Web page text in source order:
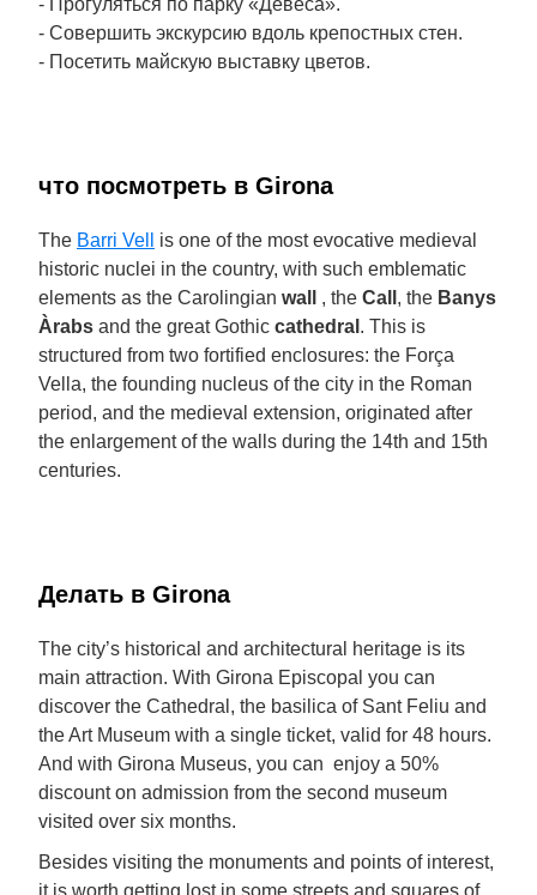
- Прогуляться по парку «Девеса».
- Совершить экскурсию вдоль крепостных стен.
- Посетить майскую выставку цветов.
что посмотреть в Girona
The Barri Vell
is one of the most evocative medieval
historic nuclei in the country, with such emblematic
elements as the Carolingian wall , the Call , the Banys
Àrabs and the great Gothic cathedral . This is
structured from two fortified enclosures: the Força
Vella, the founding nucleus of the city in the Roman
period, and the medieval extension, originated after
the enlargement of the walls during the 14th and 15th
centuries.
Делать в Girona
The city’s historical and architectural heritage is its
main attraction. With Girona Episcopal you can
discover the Cathedral, the basilica of Sant Feliu and
the Art Museum with a single ticket, valid for 48 hours.
And with Girona Museus, you can enjoy a 50%
discount on admission from the second museum
visited over six months.
Besides visiting the monuments and points of interest,
it is worth getting lost in some streets and squares of